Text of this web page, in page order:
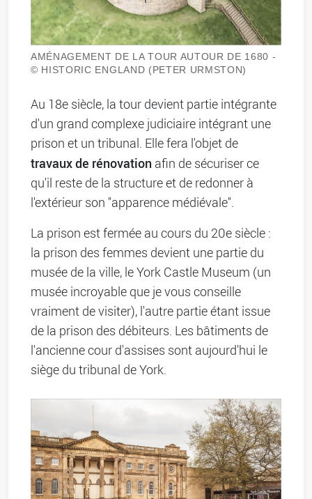
AMÉNAGEMENT DE LA TOUR AUTOUR DE 1680 -
© HISTORIC ENGLAND (PETER URMSTON)
Au 18e siècle, la tour devient partie intégrante
d'un grand complexe judiciaire intégrant une
prison et un tribunal. Elle fera l'objet de
travaux de rénovation afin de sécuriser ce
qu'il reste de la structure et de redonner à
l'extérieur son "apparence médiévale".
La prison est fermée au cours du 20e siècle :
la prison des femmes devient une partie du
musée de la ville, le York Castle Museum (un
musée incroyable que je vous conseille
vraiment de visiter), l'autre partie étant issue
de la prison des débiteurs. Les bâtiments de
l'ancienne cour d'assises sont aujourd'hui le
siège du tribunal de York.